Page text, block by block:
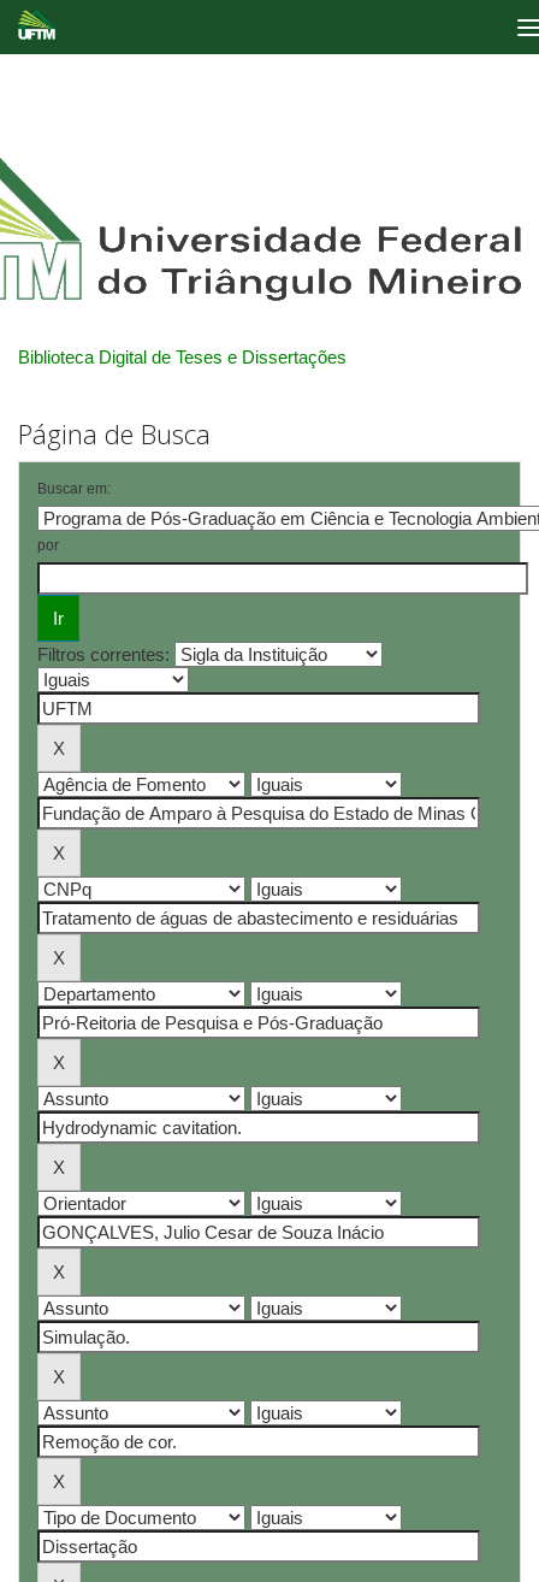
Biblioteca Digital de Teses e Dissertações
Página de Busca
Buscar em:
por
Filtros correntes: